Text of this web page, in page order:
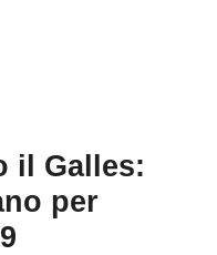
il Galles:
per